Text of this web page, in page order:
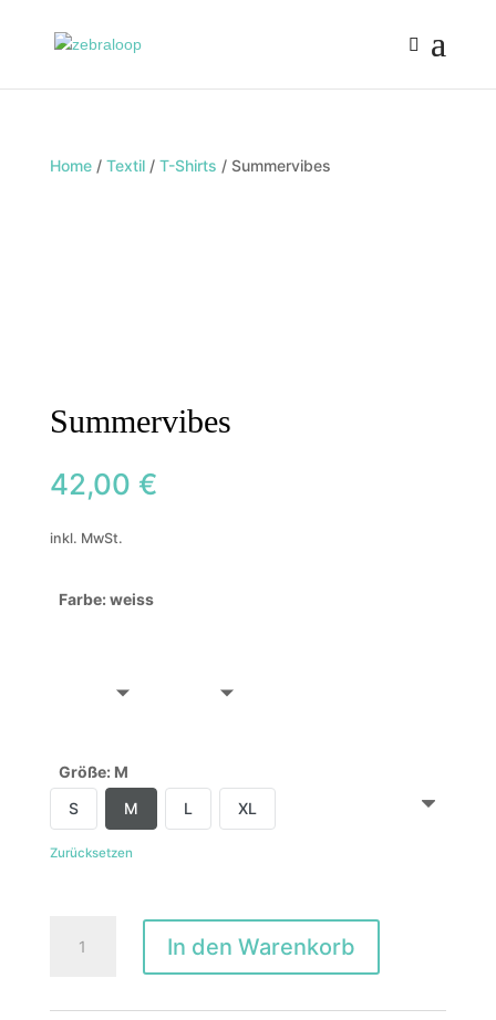
Home/ Textil/ T-Shirts / Summervibes
Summervibes
42,00 €
inkl. MwSt.
Farbe:weiss
Größe: M
S
M L XL
Zurücksetzen
Summervibes
Menge
In den Warenkorb